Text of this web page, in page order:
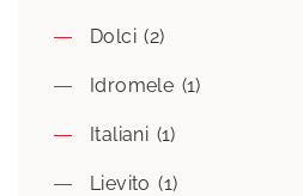
Dolci (2)
Idromele (1)
Italiani (1)
Lievito (1)